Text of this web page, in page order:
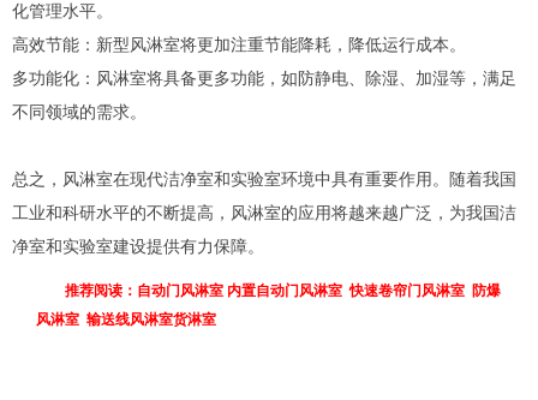
化管理水平。
高效节能：新型风淋室将更加注重节能降耗，降低运行成本。
多功能化：风淋室将具备更多功能，如防静电、除湿、加湿等，满足
不同领域的需求。
总之，风淋室在现代洁净室和实验室环境中具有重要作用。随着我国
工业和科研水平的不断提高，风淋室的应用将越来越广泛，为我国洁
净室和实验室建设提供有力保障。
推荐阅读： 自动门风淋室 内置自动门风淋室 快速卷帘门风淋室 防爆
风淋室 输送线风淋室货淋室